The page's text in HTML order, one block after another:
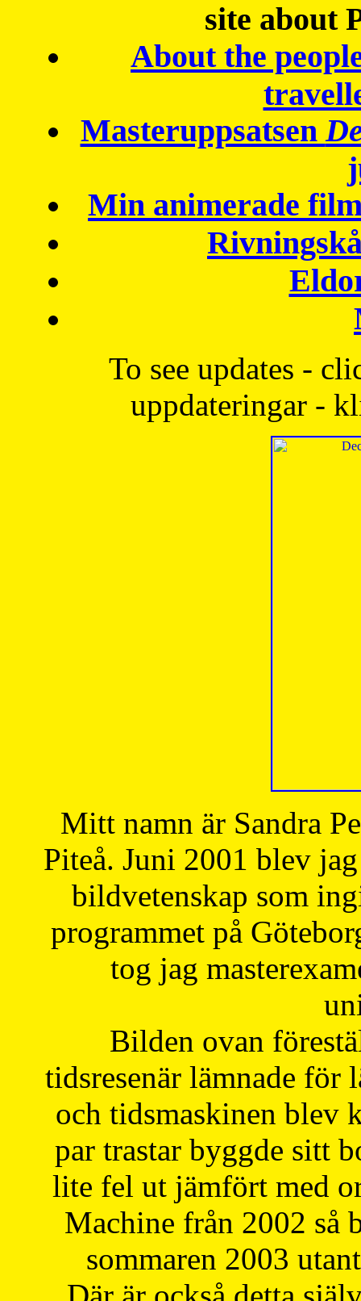
site about
About the
Masteruppsatsen
Min animerade
To see updates -
uppdateringar -
Mitt namn är Sandra
Piteå. Juni 2001 blev
bildvetenskap som
programmet på
tog jag
Bilden ovan
tidsresenär lämnade för
och tidsmaskinen blev
par trastar byggde sitt
lite fel ut jämfört med
Machine från 2002 så
sommaren 2003